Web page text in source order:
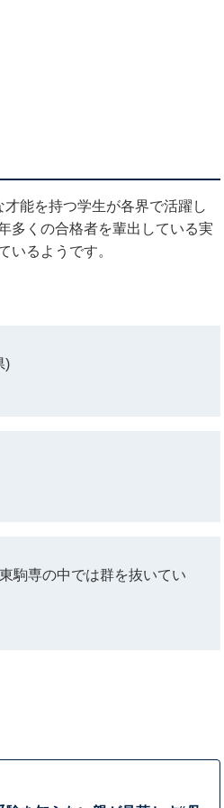
能を持つ学生が各界で活躍し
多くの合格者を輩出している実
いるようです。
)
駒専の中では群を抜いてい